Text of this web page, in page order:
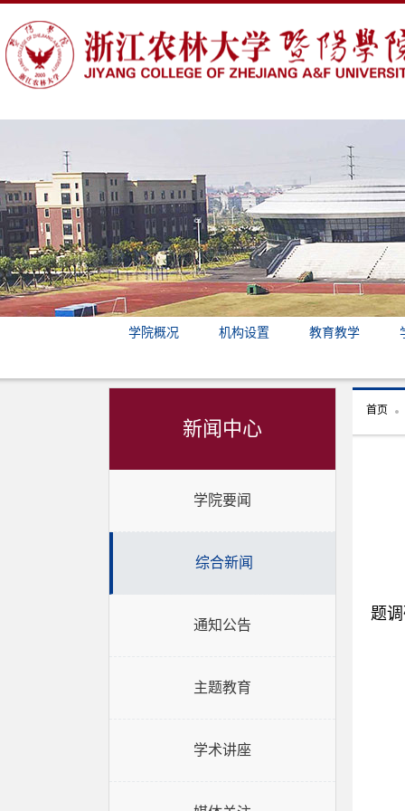
学院概况 机构设置 教育教学
新闻中心
学院要闻
综合新闻
通知公告
主题教育
学术讲座
首页
题